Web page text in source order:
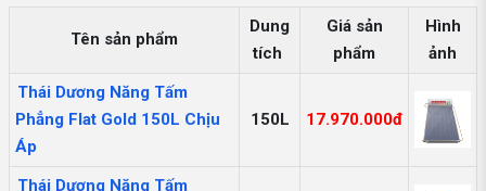
Tên sản phẩm
Dung
tích
Giá sản
phẩm
Hình
ảnh
Thái Dương Năng Tấm
Phẳng Flat Gold 150L Chịu
Áp
150L 17.970.000đ
Thái Dương Năng Tấm